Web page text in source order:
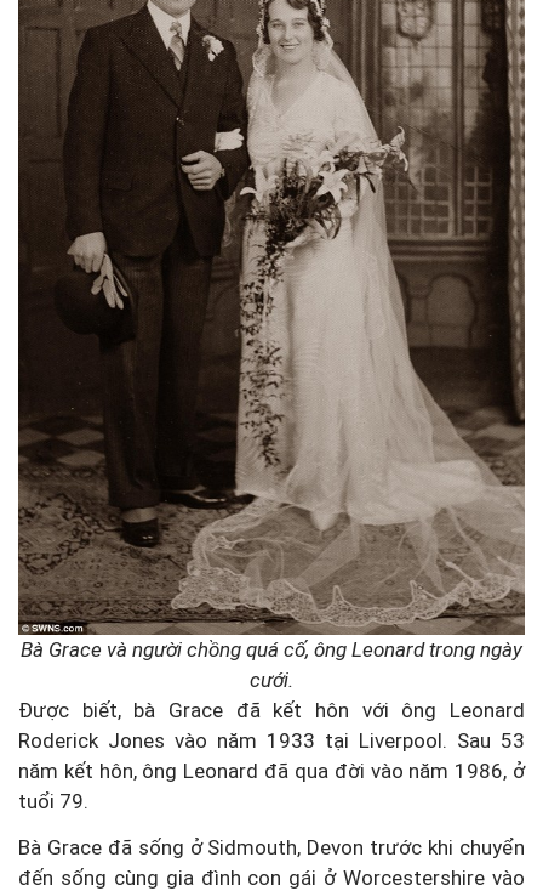
Bà Grace và người chồng quá cố, ông Leonard trong ngày
cưới.
Được biết, bà Grace đã kết hôn với ông Leonard
Roderick Jones vào năm 1933 tại Liverpool. Sau 53
năm kết hôn, ông Leonard đã qua đời vào năm 1986, ở
tuổi 79.
Bà Grace đã sống ở Sidmouth, Devon trước khi chuyển
đến sống cùng gia đình con gái ở Worcestershire vào